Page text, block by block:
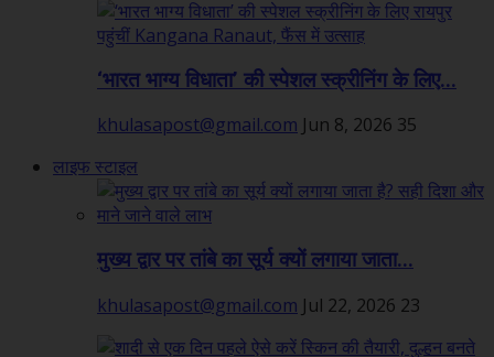
‘भारत भाग्य विधाता’ की स्पेशल स्क्रीनिंग के लिए...
khulasapost@gmail.com Jun 8, 2026 35
लाइफ स्टाइल
मुख्य द्वार पर तांबे का सूर्य क्यों लगाया जाता...
khulasapost@gmail.com Jul 22, 2026 23